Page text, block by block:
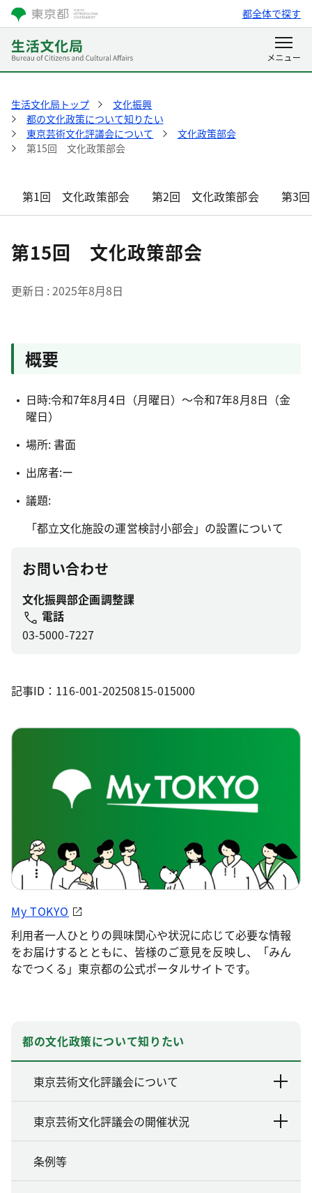
都全体で探す
生活文化局トップ
文化振興
都の文化政策について知りたい
東京芸術文化評議会について
文化政策部会
第15回 文化政策部会
第1回 文化政策部会 第2回 文化政策部会 第3
第15回 文化政策部会
更新日 2025年8月8日
概要
日時:令和7年8月4日（月曜日）～令和7年8月8日（金
曜日）
場所: 書面
出席者:ー
議題:
「都立文化施設の運営検討小部会」の設置について
お問い合わせ
文化振興部企画調整課
電話
03-5000-7227
記事ID：116-001-20250815-015000
My TOKYO
利用者一人ひとりの興味関心や状況に応じて必要な情報
をお届けするとともに、皆様のご意見を反映し、「みん
なでつくる」東京都の公式ポータルサイトです。
都の文化政策について知りたい
東京芸術文化評議会について
東京芸術文化評議会の開催状況
条例等